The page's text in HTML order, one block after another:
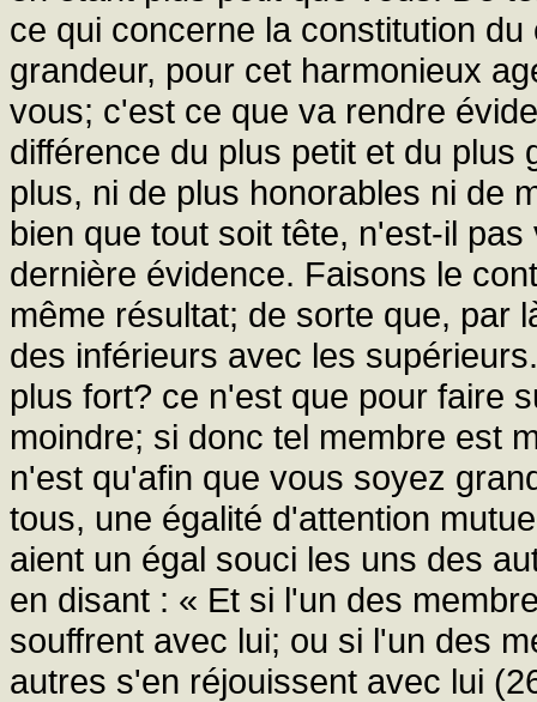
ce qui concerne la constitution
grandeur, pour cet harmonieux
vous; c'est ce que va rendre
différence du plus petit et du plus
plus, ni de plus honorables ni de
bien que tout soit tête, n'est-il
dernière évidence. Faisons le
même résultat; de sorte que, par
des inférieurs avec les
plus fort? ce n'est que pour faire
moindre; si donc tel membre est
n'est qu'afin que vous soyez
tous, une égalité d'attention
aient un égal souci les uns des
en disant : « Et si l'un des
souffrent avec lui; ou si l'un des
autres s'en réjouissent avec lui